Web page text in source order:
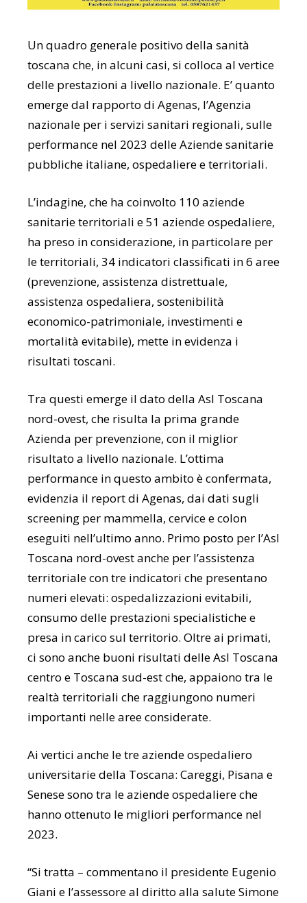
Un quadro generale positivo della sanità
toscana che, in alcuni casi, si colloca al vertice
delle prestazioni a livello nazionale. E’ quanto
emerge dal rapporto di Agenas, l’Agenzia
nazionale per i servizi sanitari regionali, sulle
performance nel 2023 delle Aziende sanitarie
pubbliche italiane, ospedaliere e territoriali.
L’indagine, che ha coinvolto 110 aziende
sanitarie territoriali e 51 aziende ospedaliere,
ha preso in considerazione, in particolare per
le territoriali, 34 indicatori classificati in 6 aree
(prevenzione, assistenza distrettuale,
assistenza ospedaliera, sostenibilità
economico-patrimoniale, investimenti e
mortalità evitabile), mette in evidenza i
risultati toscani.
Tra questi emerge il dato della Asl Toscana
nord-ovest, che risulta la prima grande
Azienda per prevenzione, con il miglior
risultato a livello nazionale. L’ottima
performance in questo ambito è confermata,
evidenzia il report di Agenas, dai dati sugli
screening per mammella, cervice e colon
eseguiti nell’ultimo anno. Primo posto per l’Asl
Toscana nord-ovest anche per l’assistenza
territoriale con tre indicatori che presentano
numeri elevati: ospedalizzazioni evitabili,
consumo delle prestazioni specialistiche e
presa in carico sul territorio. Oltre ai primati,
ci sono anche buoni risultati delle Asl Toscana
centro e Toscana sud-est che, appaiono tra le
realtà territoriali che raggiungono numeri
importanti nelle aree considerate.
Ai vertici anche le tre aziende ospedaliero
universitarie della Toscana: Careggi, Pisana e
Senese sono tra le aziende ospedaliere che
hanno ottenuto le migliori performance nel
2023.
“Si tratta – commentano il presidente Eugenio
Giani e l’assessore al diritto alla salute Simone